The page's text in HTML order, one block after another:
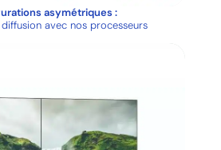
asymétriques :
avec nos processeurs